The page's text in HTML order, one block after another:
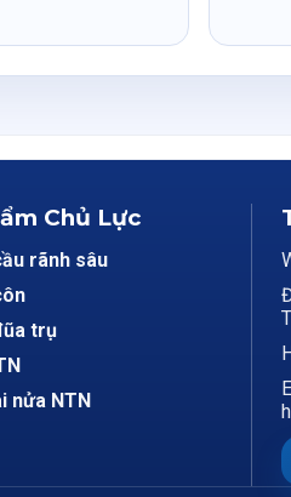
Chủ Lực
rãnh sâu
trụ
nửa NTN